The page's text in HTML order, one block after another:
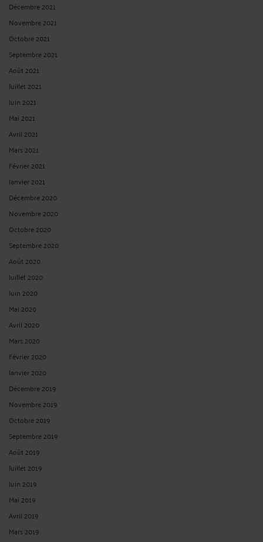
Décembre 2021
Novembre 2021
Octobre 2021
Septembre 2021
Août 2021
Juillet 2021
Juin 2021
Mai 2021
Avril 2021
Mars 2021
Février 2021
Janvier 2021
Décembre 2020
Novembre 2020
Octobre 2020
Septembre 2020
Août 2020
Juillet 2020
Juin 2020
Mai 2020
Avril 2020
Mars 2020
Février 2020
Janvier 2020
Décembre 2019
Novembre 2019
Octobre 2019
Septembre 2019
Août 2019
Juillet 2019
Juin 2019
Mai 2019
Avril 2019
Mars 2019